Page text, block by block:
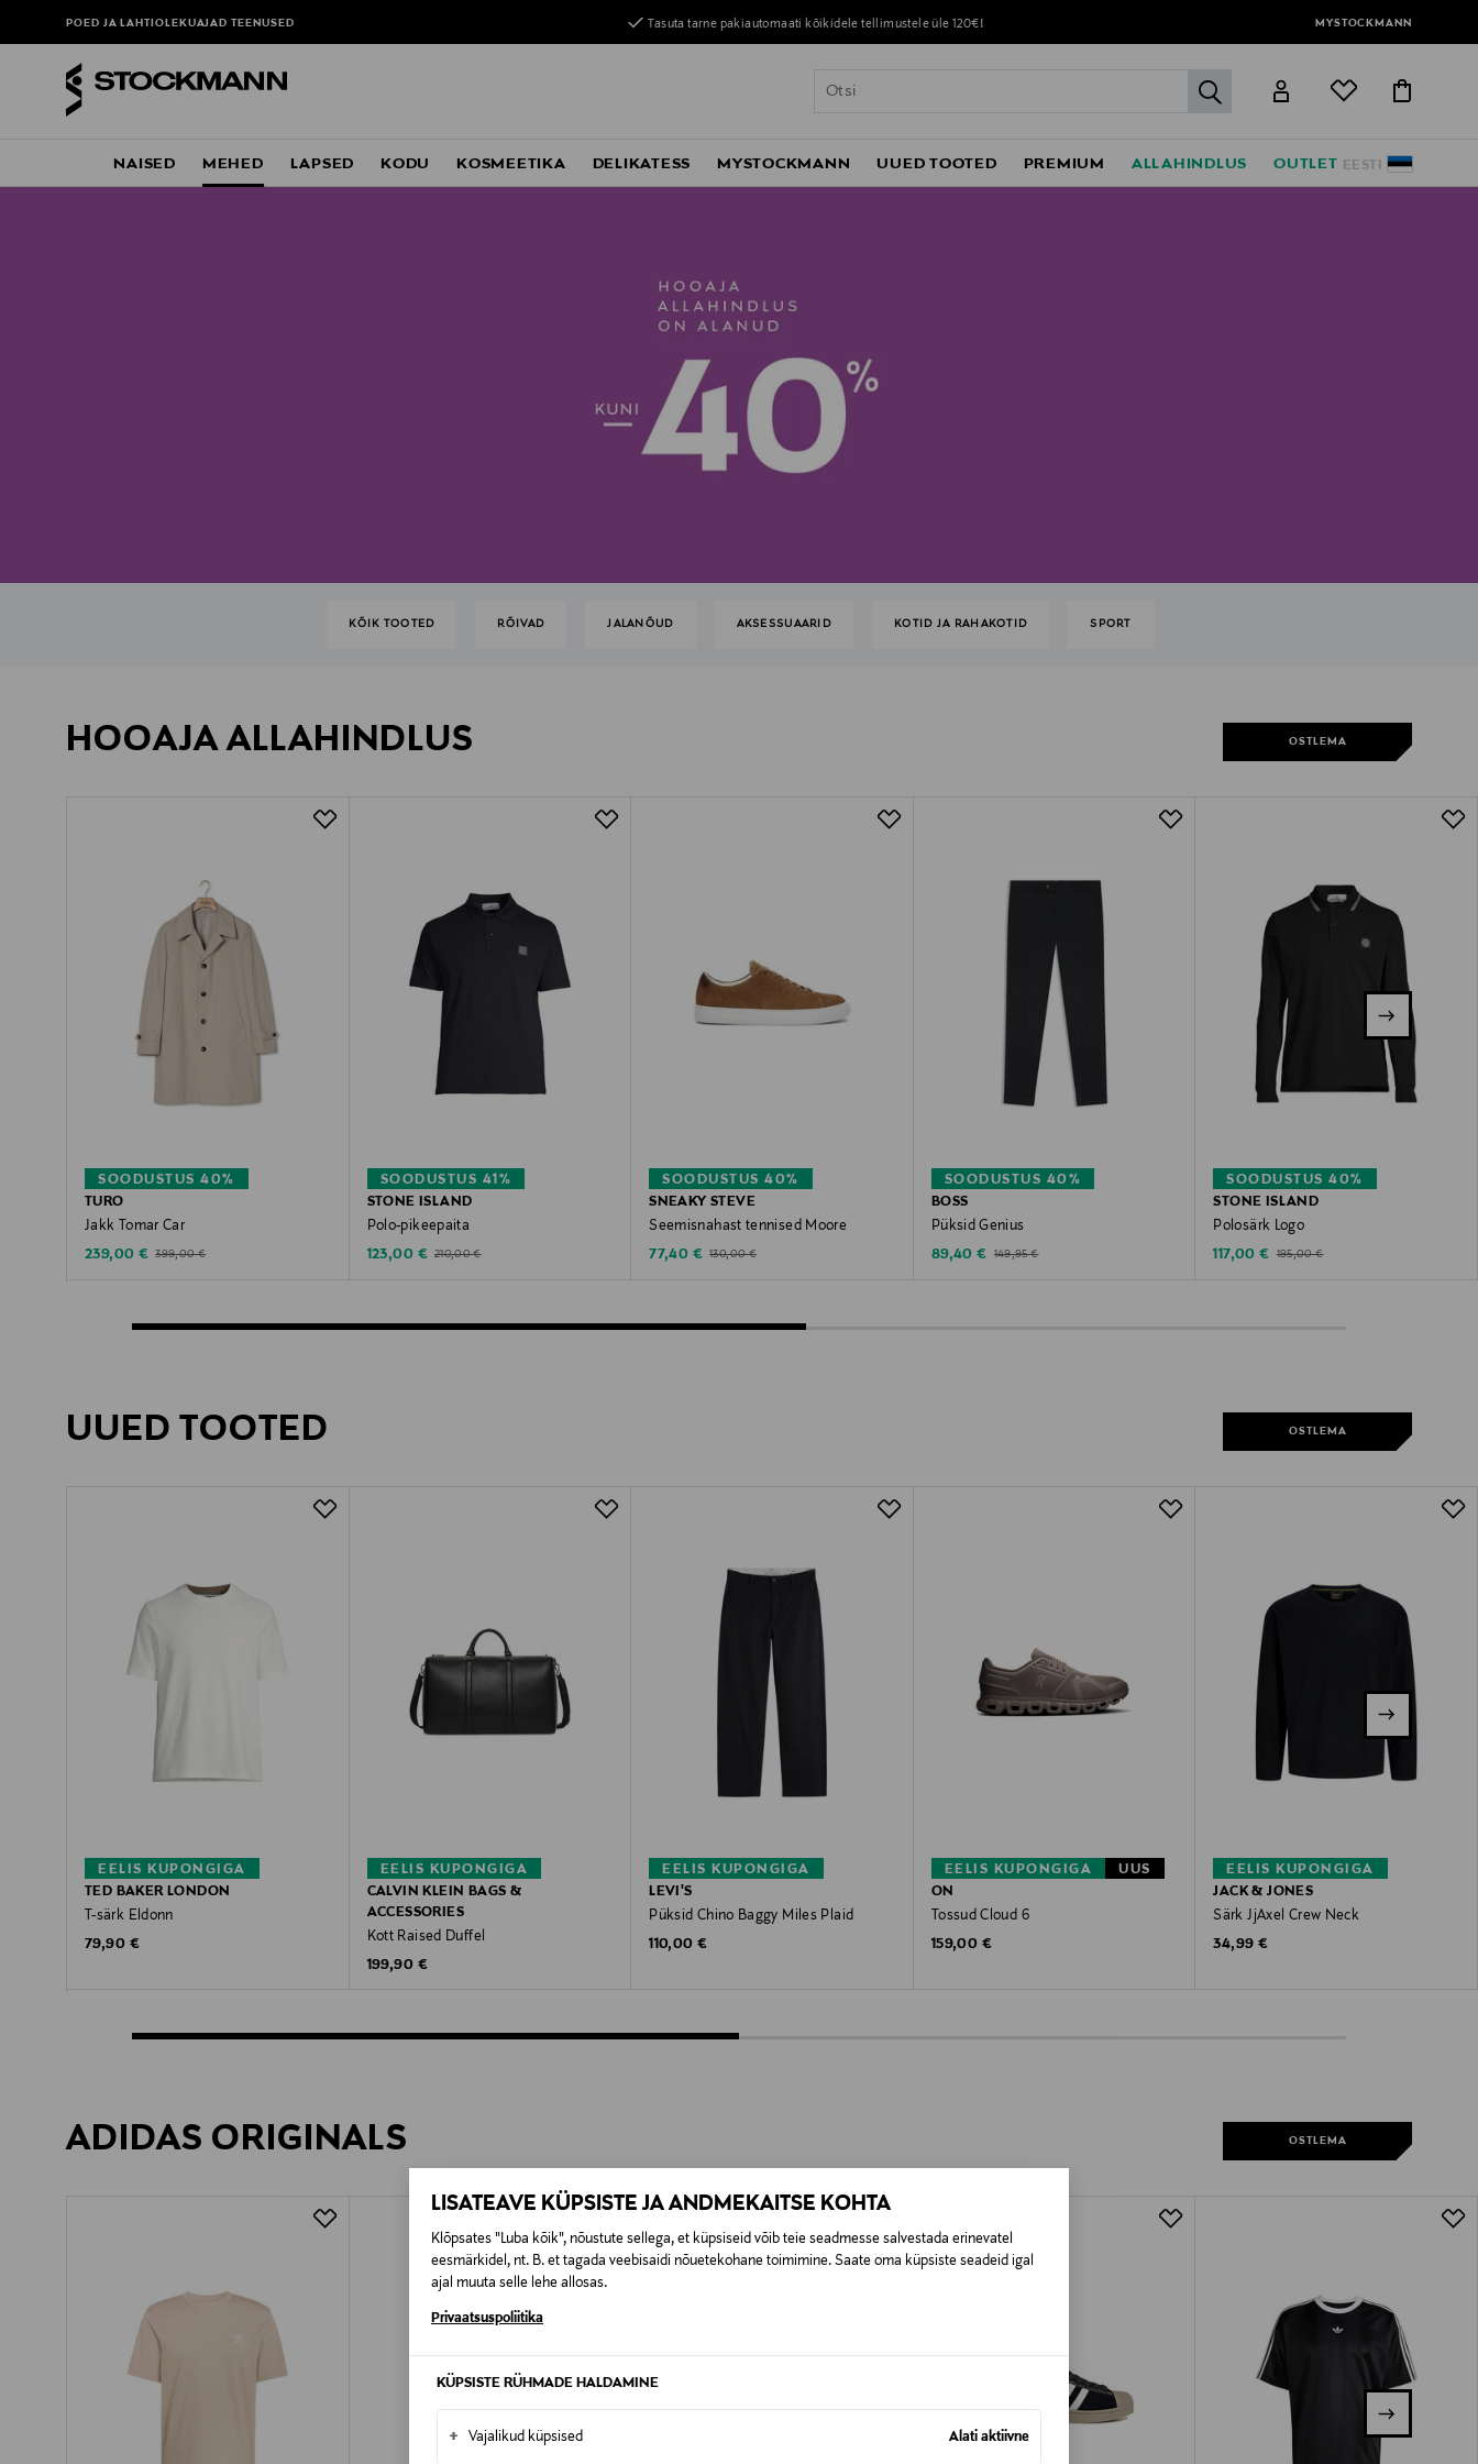
LISATEAVE KÜPSISTE JA ANDMEKAITSE KOHTA
Klõpsates "Luba kõik", nõustute sellega, et küpsiseid võib teie seadmesse salvestada erinevatel
eesmärkidel, nt. B. et tagada veebisaidi nõuetekohane toimimine. Saate oma küpsiste seadeid igal
ajal muuta selle lehe allosas.
Privaatsuspoliitika
KÜPSISTE RÜHMADE HALDAMINE
+ Vajalikud küpsised Alati aktiivne
POED JA LAHTIOLEKUAJADTEENUSED Tasuta tarne pakiautomaati kõikidele tellimustele üle 120€! MYSTOCKMANN
label.header.go
EESTI
NAISED MEHED LAPSED KODU KOSMEETIKA DELIKATESS MYSTOCKMANN UUED TOOTED PREMIUM ALLAHINDLUS OUTLET
KÕIK TOOTED RÕIVAD JALANÕUD AKSESSUAARID KOTID JA RAHAKOTID SPORT
HOOAJA ALLAHINDLUS OSTLEMA
SOODUSTUS 40%
TURO
Jakk Tomar Car
Discounted Price
239,00 € Original Price
399,00 €
SOODUSTUS 41%
STONE ISLAND
Polo-pikeepaita
Discounted Price
123,00 € Original Price
210,00 €
SOODUSTUS 40%
SNEAKY STEVE
Seemisnahast tennised Moore
Discounted Price
77,40 € Original Price
130,00 €
SOODUSTUS 40%
BOSS
Püksid Genius
Discounted Price
89,40 € Original Price
149,95 €
SOODUSTUS 40%
STONE ISLAND
Polosärk Logo
Discounted Price
117,00 € Original Price
195,00 €
UUED TOOTED OSTLEMA
EELIS KUPONGIGA
TED BAKER LONDON
T-särk Eldonn
Original Price
79,90 €
EELIS KUPONGIGA
CALVIN KLEIN BAGS &
ACCESSORIES
Kott Raised Duffel
Original Price
199,90 €
EELIS KUPONGIGA
LEVI'S
Püksid Chino Baggy Miles Plaid
Original Price
110,00 €
EELIS KUPONGIGA
UUS
ON
Tossud Cloud 6
Original Price
159,00 €
EELIS KUPONGIGA
JACK & JONES
Särk JjAxel Crew Neck
Original Price
34,99 €
ADIDAS ORIGINALS OSTLEMA